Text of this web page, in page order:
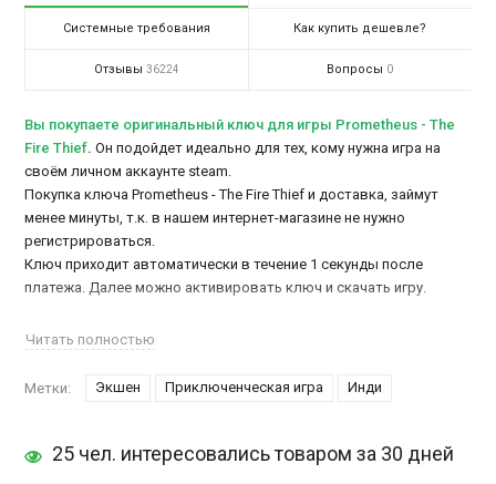
Системные требования Как купить дешевле?
Отзывы 36224 Вопросы 0
Вы покупаете оригинальный ключ для игры Prometheus - The
Fire Thief. Он подойдет идеально для тех, кому нужна игра на
своём личном аккаунте steam.
Покупка ключа Prometheus - The Fire Thief и доставка, займут
менее минуты, т.к. в нашем интернет-магазине не нужно
регистрироваться.
Ключ приходит автоматически в течение 1 секунды после
платежа. Далее можно активировать ключ и скачать игру.
Сюжетная линия Prometheus - The Fire Thief
легендарного персонажа Прометея. Когда был похищен огонь
Ему предстоит посетить огромные территории Греции и даже
Читать полностью
Метки: Экшен Приключенческая игра Инди
25 чел. интересовались товаром за 30 дней